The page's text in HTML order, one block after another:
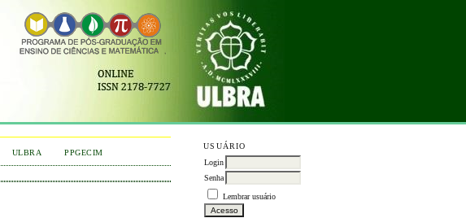
USUÁRIO
Login
Senha
Lembrar usuário
ULBRA PPGECIM